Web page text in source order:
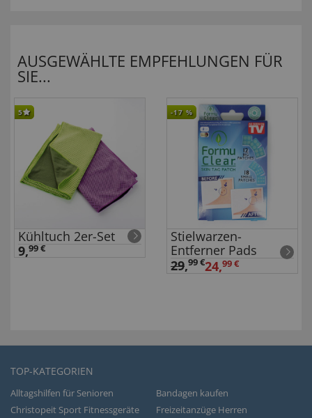
AUSGEWÄHLTE EMPFEHLUNGEN FÜR
SIE...
5
Kühltuch 2er-Set
9,99 €
-17 %
Stielwarzen-
Entferner Pads
29,99 €24,99 €
TOP-KATEGORIEN
Alltagshilfen für Senioren
Bandagen kaufen
Christopeit Sport Fitnessgeräte
Freizeitanzüge Herren